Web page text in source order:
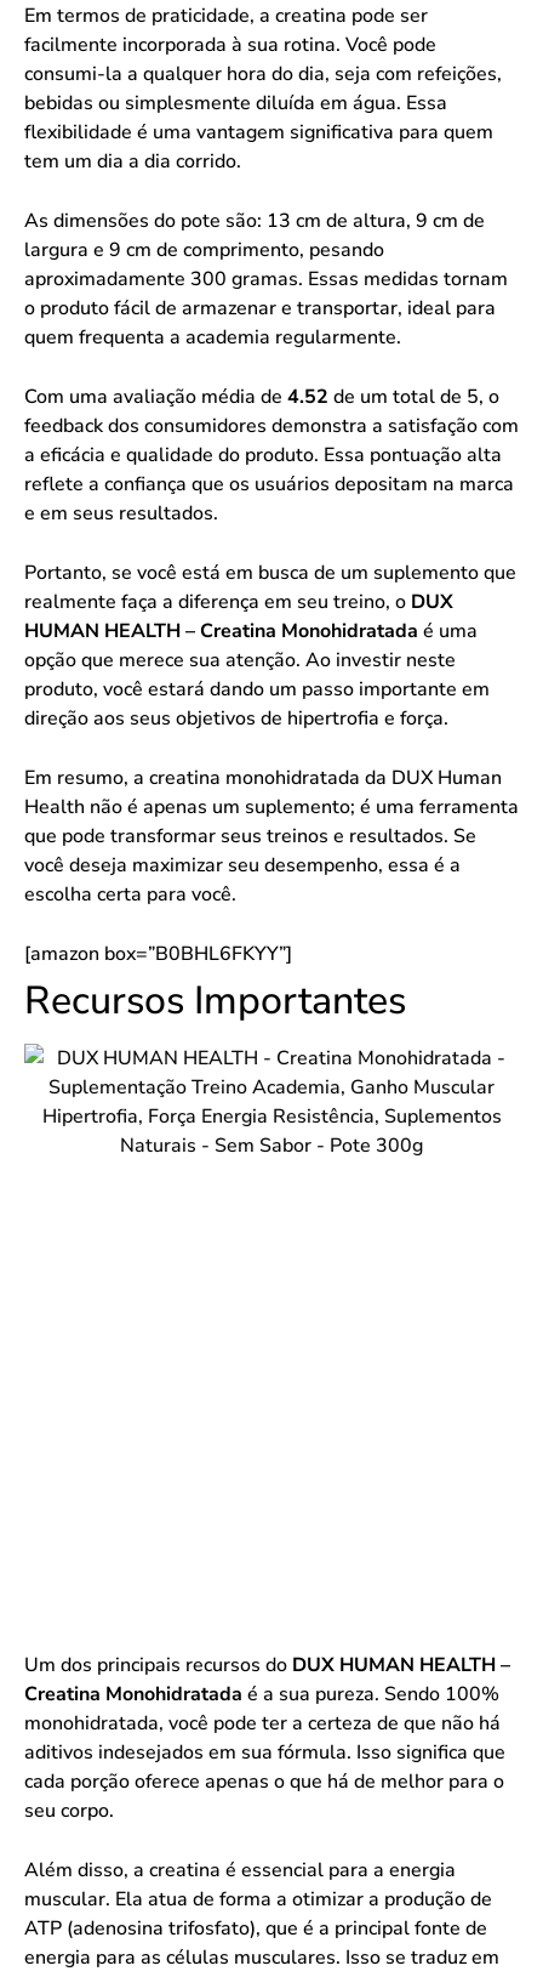
Em termos de praticidade, a creatina pode ser
facilmente incorporada à sua rotina. Você pode
consumi-la a qualquer hora do dia, seja com refeições,
bebidas ou simplesmente diluída em água. Essa
flexibilidade é uma vantagem significativa para quem
tem um dia a dia corrido.
As dimensões do pote são: 13 cm de altura, 9 cm de
largura e 9 cm de comprimento, pesando
aproximadamente 300 gramas. Essas medidas tornam
o produto fácil de armazenar e transportar, ideal para
quem frequenta a academia regularmente.
Com uma avaliação média de 4.52 de um total de 5, o
feedback dos consumidores demonstra a satisfação com
a eficácia e qualidade do produto. Essa pontuação alta
reflete a confiança que os usuários depositam na marca
e em seus resultados.
Portanto, se você está em busca de um suplemento que
realmente faça a diferença em seu treino, o DUX
HUMAN HEALTH – Creatina Monohidratada é uma
opção que merece sua atenção. Ao investir neste
produto, você estará dando um passo importante em
direção aos seus objetivos de hipertrofia e força.
Em resumo, a creatina monohidratada da DUX Human
Health não é apenas um suplemento; é uma ferramenta
que pode transformar seus treinos e resultados. Se
você deseja maximizar seu desempenho, essa é a
escolha certa para você.
[amazon box=”B0BHL6FKYY”]
Recursos Importantes
Um dos principais recursos do DUX HUMAN HEALTH –
Creatina Monohidratada é a sua pureza. Sendo 100%
monohidratada, você pode ter a certeza de que não há
aditivos indesejados em sua fórmula. Isso significa que
cada porção oferece apenas o que há de melhor para o
seu corpo.
Além disso, a creatina é essencial para a energia
muscular. Ela atua de forma a otimizar a produção de
ATP (adenosina trifosfato), que é a principal fonte de
energia para as células musculares. Isso se traduz em